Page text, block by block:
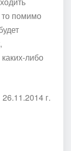
то помимо
либо
26.11.2014 г.